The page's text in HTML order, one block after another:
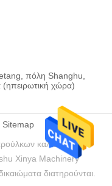
πόλη Shanghu,
χώρα)
Sitemap
καλωδίων
Xinya Machinery
διατηρούνται.